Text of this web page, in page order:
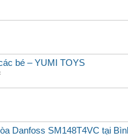
bé – YUMI TOYS
Danfoss SM148T4VC tại